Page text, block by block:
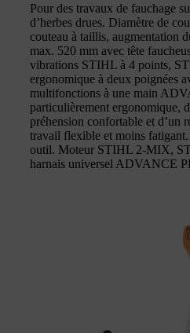
Pour des travaux de fauchage
d’herbes drues. Diamètre de
couteau à taillis, augmentation
max. 520 mm avec tête
vibrations STIHL à 4 points,
ergonomique à deux poignées
multifonctions à une main
particulièrement ergonomique,
préhension confortable et d’un
travail flexible et moins
outil. Moteur STIHL 2-MIX,
harnais universel ADVANCE